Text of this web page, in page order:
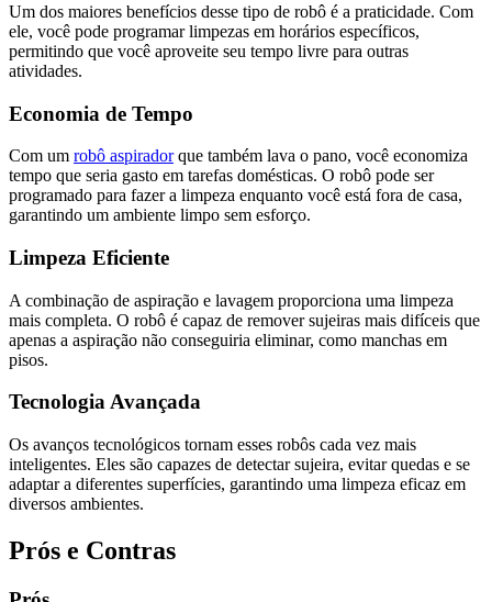
Um dos maiores benefícios desse tipo de robô é a praticidade. Com
ele, você pode programar limpezas em horários específicos,
permitindo que você aproveite seu tempo livre para outras
atividades.
Economia de Tempo
Com um robô aspiradorque também lava o pano, você economiza
tempo que seria gasto em tarefas domésticas. O robô pode ser
programado para fazer a limpeza enquanto você está fora de casa,
garantindo um ambiente limpo sem esforço.
Limpeza Eficiente
A combinação de aspiração e lavagem proporciona uma limpeza
mais completa. O robô é capaz de remover sujeiras mais difíceis que
apenas a aspiração não conseguiria eliminar, como manchas em
pisos.
Tecnologia Avançada
Os avanços tecnológicos tornam esses robôs cada vez mais
inteligentes. Eles são capazes de detectar sujeira, evitar quedas e se
adaptar a diferentes superfícies, garantindo uma limpeza eficaz em
diversos ambientes.
Prós e Contras